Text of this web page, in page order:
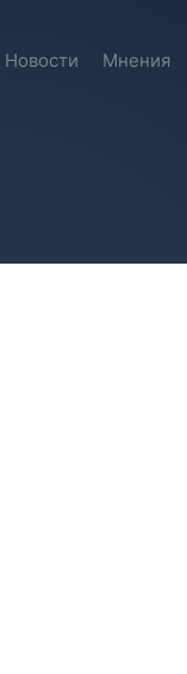
Новости Мнения